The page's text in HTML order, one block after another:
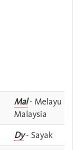
Mal- Melayu -
Malaysia
Dy- Sayak